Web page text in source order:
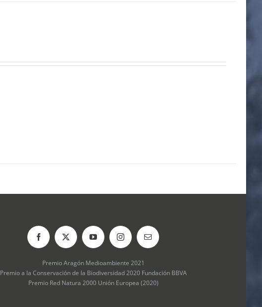
Premio Aragón Medioambiente 2021
Premio a la Conservación de la Biodiversidad 2020 Fundación BBVA
Premio Red Natura 2000 Unión Europea (2020)